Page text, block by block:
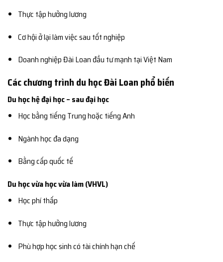
Thực tập hưởng lương
Cơ hội ở lại làm việc sau tốt nghiệp
Doanh nghiệp Đài Loan đầu tư mạnh tại Việt Nam
Các chương trình du học Đài Loan phổ biến
Du học hệ đại học – sau đại học
Học bằng tiếng Trung hoặc tiếng Anh
Ngành học đa dạng
Bằng cấp quốc tế
Du học vừa học vừa làm (VHVL)
Học phí thấp
Thực tập hưởng lương
Phù hợp học sinh có tài chính hạn chế